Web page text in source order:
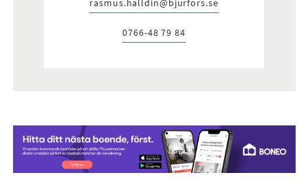
E-post:
rasmus.halldin@bjurfors.se
Telefon:
0766-48 79 84